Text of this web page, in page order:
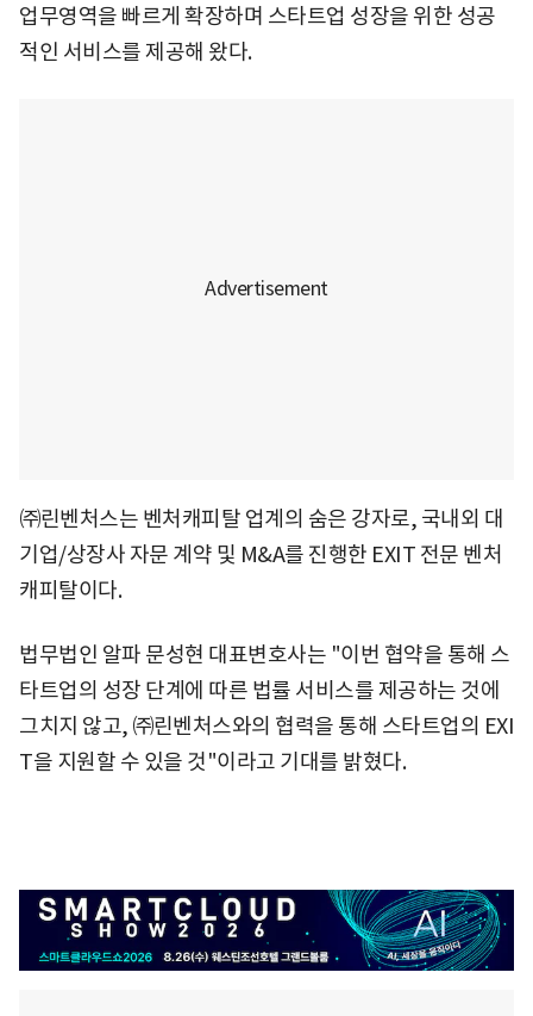
업무영역을 빠르게 확장하며 스타트업 성장을 위한 성공
적인 서비스를 제공해 왔다.
㈜린벤처스는 벤처캐피탈 업계의 숨은 강자로, 국내외 대
기업/상장사 자문 계약 및 M&A를 진행한 EXIT 전문 벤처
캐피탈이다.
법무법인 알파 문성현 대표변호사는 "이번 협약을 통해 스
타트업의 성장 단계에 따른 법률 서비스를 제공하는 것에
그치지 않고, ㈜린벤처스와의 협력을 통해 스타트업의 EXI
T을 지원할 수 있을 것"이라고 기대를 밝혔다.